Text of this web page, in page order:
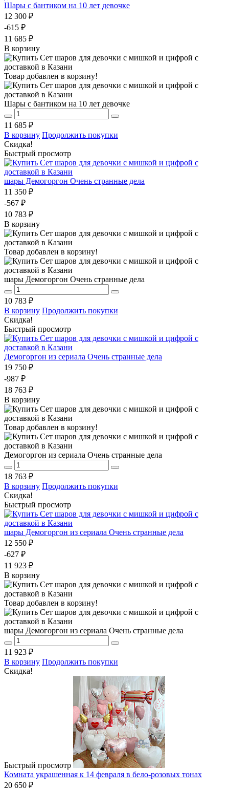
Шары с бантиком на 10 лет девочке
12 300 ₽
-615 ₽
11 685 ₽
В корзину
Товар добавлен в корзину!
Шары с бантиком на 10 лет девочке
11 685 ₽
В корзину Продолжить покупки
Скидка!
Быстрый просмотр
шары Демогоргон Очень странные дела
11 350 ₽
-567 ₽
10 783 ₽
В корзину
Товар добавлен в корзину!
шары Демогоргон Очень странные дела
10 783 ₽
В корзину Продолжить покупки
Скидка!
Быстрый просмотр
Демогоргон из сериала Очень странные дела
19 750 ₽
-987 ₽
18 763 ₽
В корзину
Товар добавлен в корзину!
Демогоргон из сериала Очень странные дела
18 763 ₽
В корзину Продолжить покупки
Скидка!
Быстрый просмотр
шары Демогоргон из сериала Очень странные дела
12 550 ₽
-627 ₽
11 923 ₽
В корзину
Товар добавлен в корзину!
шары Демогоргон из сериала Очень странные дела
11 923 ₽
В корзину Продолжить покупки
Скидка!
Быстрый просмотр
Комната украшенная к 14 февраля в бело-розовых тонах
20 650 ₽